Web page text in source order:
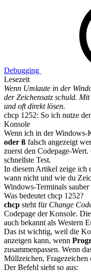
Debugging
Lesezeit
Wenn Umlaute in der
der Zeichensatz schuld.
und oft direkt lösen.
chcp 1252: So ich nutze
Konsole
Wenn ich in der Windows-
oder ß falsch angezeigt
zuerst den Codepage-
schnellste Test.
In diesem Artikel zeige ich
wann nicht und wie du
Windows-Terminals sauber
Was bedeutet chcp 1252?
chcp steht für Change
Codepage der Konsole.
auch bekannt als Western
Das ist wichtig, weil die
anzeigen kann, wenn
zusammenpassen. Wenn
Müllzeichen, Fragezeichen
Der Befehl sieht so aus: